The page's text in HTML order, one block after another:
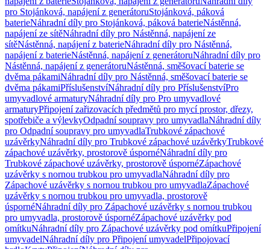
pro Stojánková, napájení z generátoruStojánková, páková
baterieNáhradní díly pro Stojánková, páková baterieNástěnná,
napájení ze sítěNáhradní díly pro Nástěnná, napájení ze
sítěNástěnná, napájení z baterieNáhradní díly pro Nástěnná,
napájení z baterieNástěnná, napájení z generátoruNáhradní díly pro
Nástěnná, napájení z generátoruNástěnná, směšovací baterie se
dvěma pákamiNáhradní díly pro Nástěnná, směšovací baterie se
dvěma pákamiPříslušenstvíNáhradní díly pro PříslušenstvíPro
umyvadlové armaturyNáhradní díly pro Pro umyvadlové
armaturyPřipojení zařizovacích předmětů pro mycí prostor, dřezy,
spotřebiče a výlevkyOdpadní soupravy pro umyvadlaNáhradní díly
pro Odpadní soupravy pro umyvadlaTrubkové zápachové
uzávěrkyNáhradní díly pro Trubkové zápachové uzávěrkyTrubkové
zápachové uzávěrky, prostorově úspornéNáhradní díly pro
Trubkové zápachové uzávěrky, prostorově úspornéZápachové
uzávěrky s nornou trubkou pro umyvadlaNáhradní díly pro
Zápachové uzávěrky s nornou trubkou pro umyvadlaZápachové
uzávěrky s nornou trubkou pro umyvadla, prostorově
úspornéNáhradní díly pro Zápachové uzávěrky s nornou trubkou
pro umyvadla, prostorově úspornéZápachové uzávěrky pod
omítkuNáhradní díly pro Zápachové uzávěrky pod omítkuPřipojení
umyvadelNáhradní díly pro Připojení umyvadelPřipojovací